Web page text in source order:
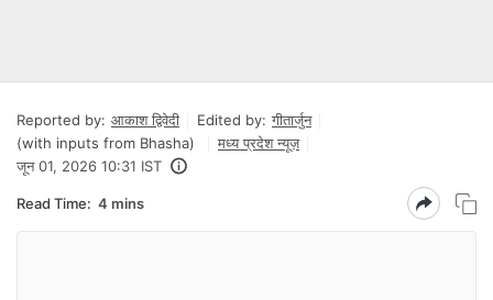
Reported by: आकाश द्विवेदी Edited by: गीतार्जुन
(with inputs from Bhasha)
मध्य प्रदेश न्यूज़
जून 01, 2026 10:31 IST
Read Time: 4 mins